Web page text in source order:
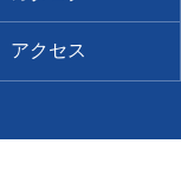
アクセス